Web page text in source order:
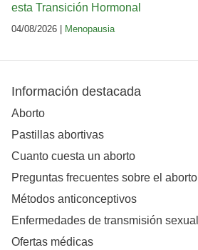
esta Transición Hormonal
04/08/2026 | Menopausia
Información destacada
Aborto
Pastillas abortivas
Cuanto cuesta un aborto
Preguntas frecuentes sobre el aborto
Métodos anticonceptivos
Enfermedades de transmisión sexual
Ofertas médicas